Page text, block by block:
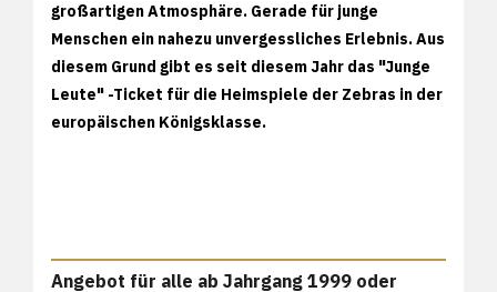
großartigen Atmosphäre. Gerade für junge
Menschen ein nahezu unvergessliches Erlebnis. Aus
diesem Grund gibt es seit diesem Jahr das "Junge
Leute" -Ticket für die Heimspiele der Zebras in der
europäischen Königsklasse.
Angebot für alle ab Jahrgang 1999 oder